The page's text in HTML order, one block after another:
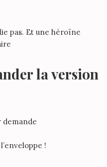
pas. Et une héroïne
la version
!